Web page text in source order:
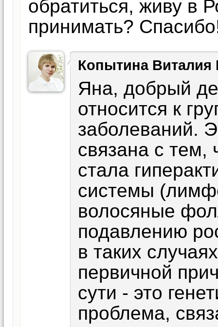
обратиться, живу в
принимать?
Копытина Виталия
Яна, добрый
относится к
заболеваний.
связана с тем,
стала
системы
волосяные
подавлению
в таких
первичной
сути - это
проблема,